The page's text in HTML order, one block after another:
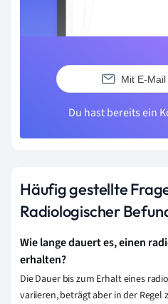
Mit E-
Du hast bereits ein
Häufig gestellte
Radiologischer
Wie lange dauert es, einen
erhalten?
Die Dauer bis zum Erhalt eines
variieren, beträgt aber in der Regel